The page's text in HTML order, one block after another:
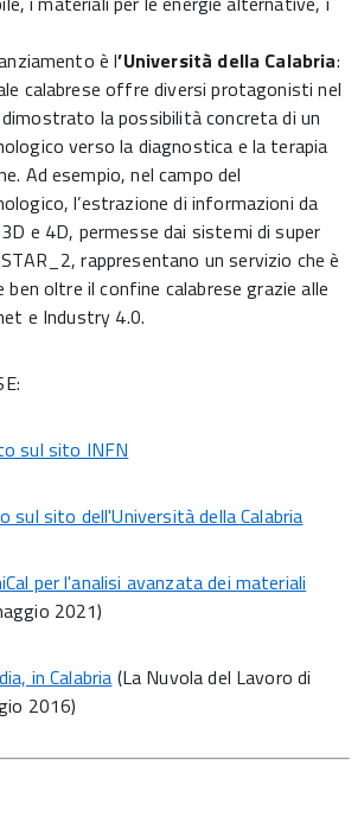
è l’Università della Calabria:
calabrese offre diversi protagonisti nel
la possibilità concreta di un
verso la diagnostica e la terapia
Ad esempio, nel campo del
l’estrazione di informazioni da
e 4D, permesse dai sistemi di super
rappresentano un servizio che è
oltre il confine calabrese grazie alle
e Industry 4.0.
sul sito INFN
sul sito dell'Università della Calabria
per l'analisi avanzata dei materiali
2021)
in Calabria (La Nuvola del Lavoro di
2016)